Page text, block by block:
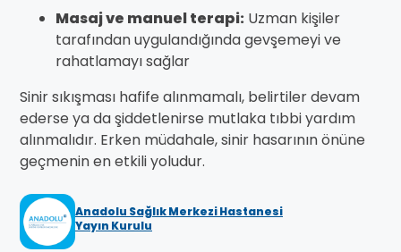
Masaj ve manuel terapi: Uzman kişiler
tarafından uygulandığında gevşemeyi ve
rahatlamayı sağlar
Sinir sıkışması hafife alınmamalı, belirtiler devam
ederse ya da şiddetlenirse mutlaka tıbbi yardım
alınmalıdır. Erken müdahale, sinir hasarının önüne
geçmenin en etkili yoludur.
Anadolu Sağlık Merkezi Hastanesi
Yayın Kurulu